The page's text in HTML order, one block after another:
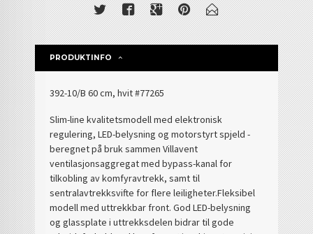
PRODUKTINFO
392-10/B 60 cm, hvit#77265
Slim-line kvalitetsmodell med elektronisk
regulering, LED-belysning og motorstyrt spjeld -
beregnet på bruk sammen Villavent
ventilasjonsaggregat med bypass-kanal for
tilkobling av komfyravtrekk, samt til
sentralavtrekksvifte for flere leiligheter.Fleksibel
modell med uttrekkbar front. God LED-belysning
og glassplate i uttrekksdelen bidrar til gode